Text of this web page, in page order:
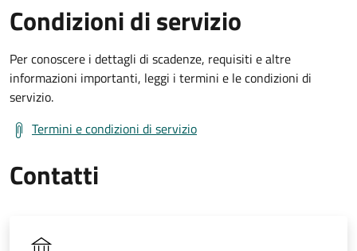
Condizioni di servizio
Per conoscere i dettagli di scadenze, requisiti e altre
informazioni importanti, leggi i termini e le condizioni di
servizio.
Termini e condizioni di servizio
Contatti